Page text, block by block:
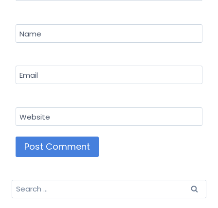
Name
Email
Website
Search
for: